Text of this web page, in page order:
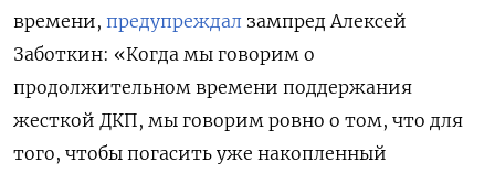
времени, предупреждал зампред Алексей
Заботкин: «Когда мы говорим о
продолжительном времени поддержания
жесткой ДКП, мы говорим ровно о том, что для
того, чтобы погасить уже накопленный